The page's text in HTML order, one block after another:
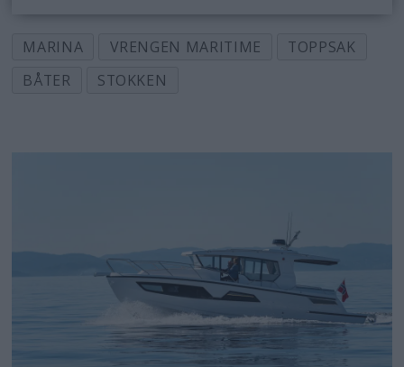
MARINA VRENGEN MARITIME
TOPPSAK
BÅTER
STOKKEN